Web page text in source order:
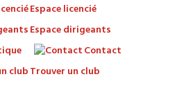
Espace licencié
Espace dirigeants
Contact
Trouver un club